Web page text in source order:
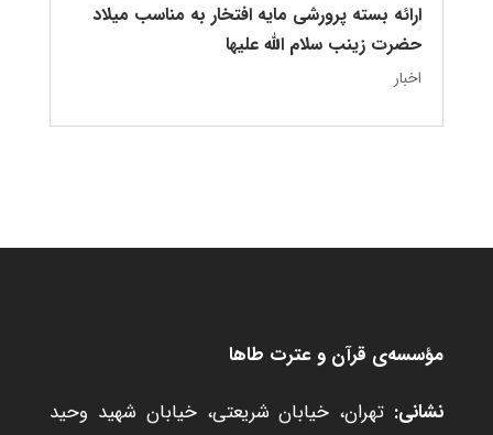
ارائه بسته پرورشی مایه افتخار به مناسب میلاد
حضرت زینب سلام الله علیها
اخبار
مؤسسه‌ی قرآن و عترت طاها
نشانی: تهران، خیابان شریعتی، خیابان شهید وحید